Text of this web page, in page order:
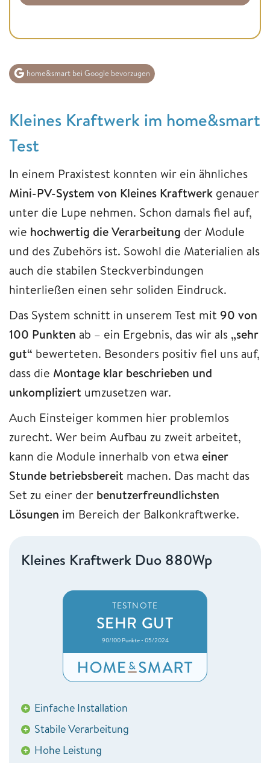
home&smart bei Google bevorzugen
Kleines Kraftwerk im home&smart
Test
In einem Praxistest konnten wir ein ähnliches
Mini-PV-System von Kleines Kraftwerk genauer
unter die Lupe nehmen. Schon damals fiel auf,
wie hochwertig die Verarbeitung der Module
und des Zubehörs ist. Sowohl die Materialien als
auch die stabilen Steckverbindungen
hinterließen einen sehr soliden Eindruck.
Das System schnitt in unserem Test mit 90 von
100 Punkten ab – ein Ergebnis, das wir als „sehr
gut“ bewerteten. Besonders positiv fiel uns auf,
dass die Montage klar beschrieben und
unkompliziert umzusetzen war.
Auch Einsteiger kommen hier problemlos
zurecht. Wer beim Aufbau zu zweit arbeitet,
kann die Module innerhalb von etwa einer
Stunde betriebsbereit machen. Das macht das
Set zu einer der benutzerfreundlichsten
Lösungen im Bereich der Balkonkraftwerke.
Kleines Kraftwerk Duo 880Wp
TESTNOTE
SEHR GUT
90/100 Punkte • 05/2024
+ Einfache Installation
+ Stabile Verarbeitung
+ Hohe Leistung